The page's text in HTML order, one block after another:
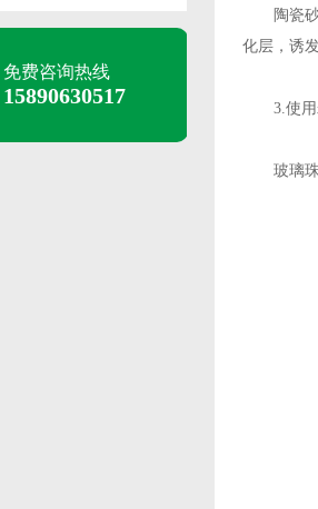
免费咨询热线
15890630517
陶瓷砂
化层，诱
3.使用
玻璃珠